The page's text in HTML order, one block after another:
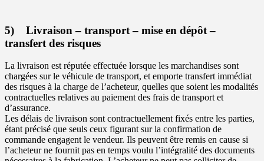
5) Livraison – transport – mise en dépôt –
transfert des risques
La livraison est réputée effectuée lorsque les marchandises sont
chargées sur le véhicule de transport, et emporte transfert immédiat
des risques à la charge de l’acheteur, quelles que soient les modalités
contractuelles relatives au paiement des frais de transport et
d’assurance.
Les délais de livraison sont contractuellement fixés entre les parties,
étant précisé que seuls ceux figurant sur la confirmation de
commande engagent le vendeur. Ils peuvent être remis en cause si
l’acheteur ne fournit pas en temps voulu l’intégralité des documents